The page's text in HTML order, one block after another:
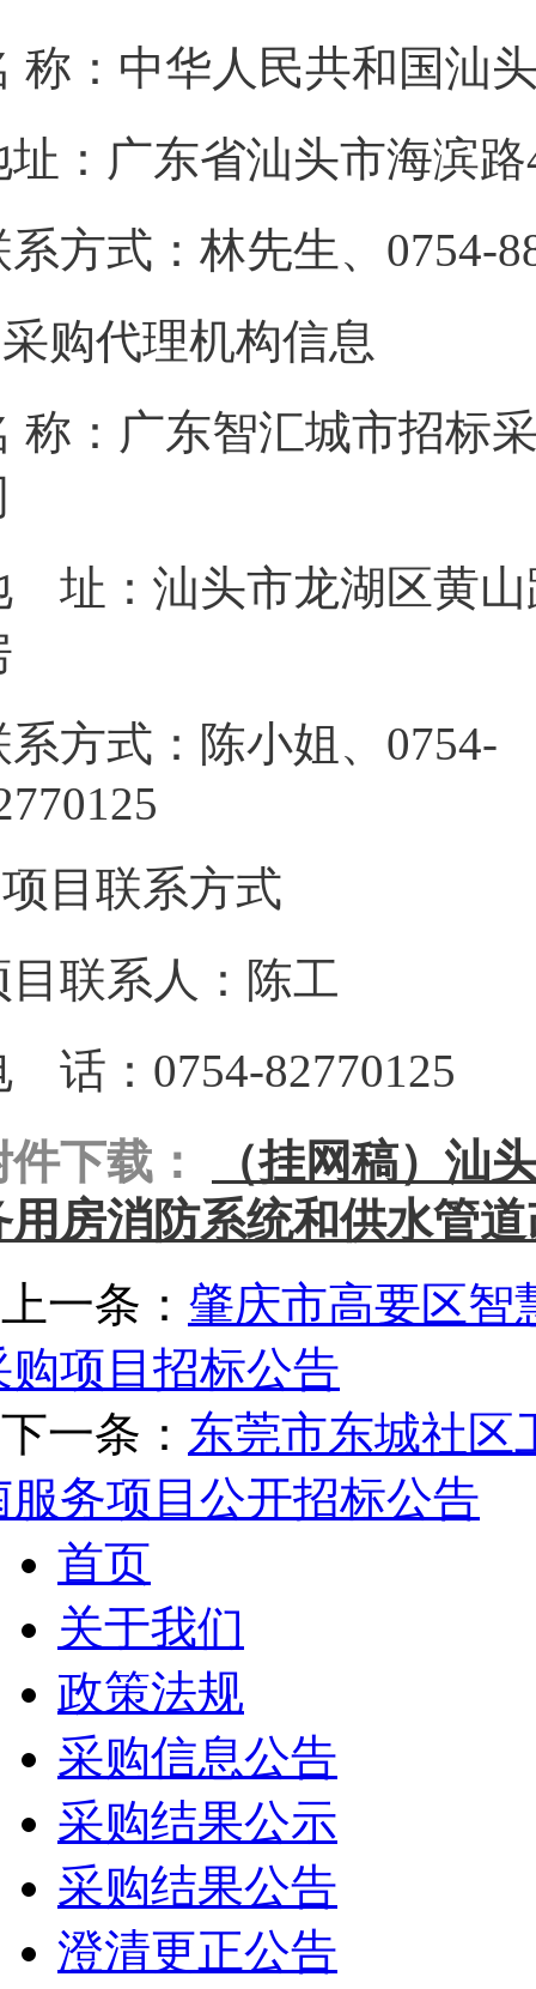
称：中华人民共
址：广东省汕
系方式：林先生
购代理机构信息
称：广东智汇城市招标
址：汕头市龙湖区黄山
系方式：陈小姐、0754-
目联系方式
目联系人：陈工
话：0754-82770125
下载：
（挂网稿）汕
用房消防系统和供水管
上一条： 肇庆市高要区智
购项目招标公告
下一条： 东莞市东城社区
服务项目公开招标公告
首页
关于我们
政策法规
采购信息公告
采购结果公示
采购结果公告
澄清更正公告